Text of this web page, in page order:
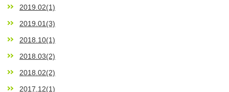
2019.02(1)
2019.01(3)
2018.10(1)
2018.03(2)
2018.02(2)
2017.12(1)